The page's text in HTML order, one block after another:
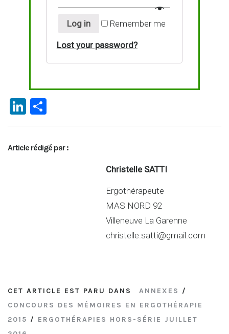
Log in Remember me
Lost your password?
Li
n
ke
dI
ar
ta
g
Article rédigé par :
Christelle SATTI
Ergothérapeute
MAS NORD 92
Villeneuve La Garenne
christelle.satti@gmail.com
CET ARTICLE EST PARU DANS ANNEXES /
CONCOURS DES MÉMOIRES EN ERGOTHÉRAPIE
2015 / ERGOTHÉRAPIES HORS-SÉRIE JUILLET